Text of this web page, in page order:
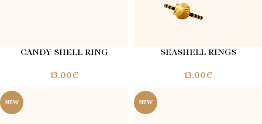
CANDY SHELL RING
€
SEASHELL RINGS
€
NEW NEW